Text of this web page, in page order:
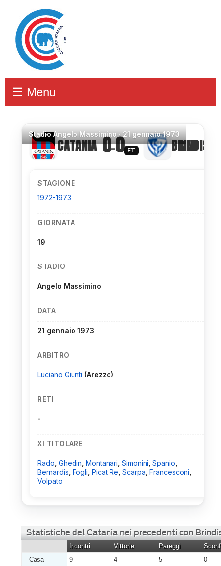
☰ Menu
StadioAngelo Massimino ·21 gennaio 1973
CATANIA 0–0 FT BRINDISI
STAGIONE
1972-1973
GIORNATA
19
STADIO
Angelo Massimino
DATA
21 gennaio 1973
ARBITRO
Luciano Giunti (Arezzo)
RETI
-
XI TITOLARE
Rado Ghedin Montanari Simonini Spanio
Bernardis Fogli Picat Re Scarpa Francesconi
Volpato
Statistiche del Catania nei precedenti con
Incontri Vittorie Pareggi
Casa
9 4 5
0